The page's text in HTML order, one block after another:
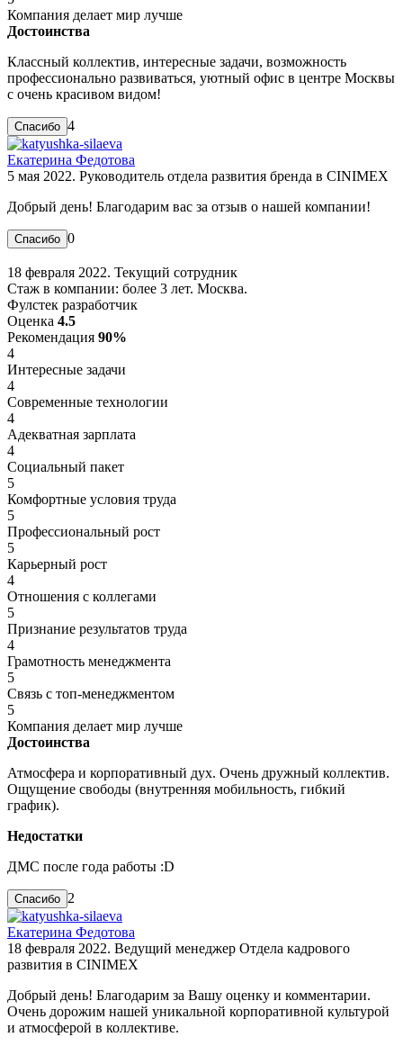
Компания делает мир лучше
Достоинства
Классный коллектив, интересные задачи, возможность
профессионально развиваться, уютный офис в центре Москвы
с очень красивом видом!
4
Екатерина Федотова
5 мая 2022. Руководитель отдела развития бренда в CINIMEX
Добрый день! Благодарим вас за отзыв о нашей компании!
0
18 февраля 2022. Текущий сотрудник
Стаж в компании: более 3 лет. Москва.
Фулстек разработчик
Оценка 4.5
Рекомендация 90%
4
Интересные задачи
4
Современные технологии
4
Адекватная зарплата
4
Социальный пакет
5
Комфортные условия труда
5
Профессиональный рост
5
Карьерный рост
4
Отношения с коллегами
5
Признание результатов труда
4
Грамотность менеджмента
5
Связь с топ-менеджментом
5
Компания делает мир лучше
Достоинства
Атмосфера и корпоративный дух. Очень дружный коллектив.
Ощущение свободы (внутренняя мобильность, гибкий
график).
Недостатки
ДМС после года работы :D
2
Екатерина Федотова
18 февраля 2022. Ведущий менеджер Отдела кадрового
развития в CINIMEX
Добрый день! Благодарим за Вашу оценку и комментарии.
Очень дорожим нашей уникальной корпоративной культурой
и атмосферой в коллективе.